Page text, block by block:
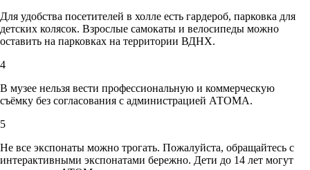
Для удобства посетителей в холле есть гардероб, парковка для
детских колясок. Взрослые самокаты и велосипеды можно
оставить на парковках на территории ВДНХ.
4
В музее нельзя вести профессиональную и коммерческую
съёмку без согласования с администрацией АТОМА.
5
Не все экспонаты можно трогать. Пожалуйста, обращайтесь с
интерактивными экспонатами бережно. Дети до 14 лет могут